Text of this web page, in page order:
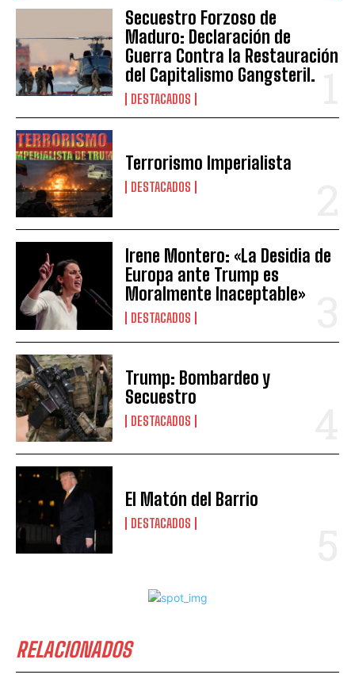
Secuestro Forzoso de
Maduro: Declaración de
Guerra Contra la Restauración
del Capitalismo Gangsteril.
DESTACADOS
Terrorismo Imperialista
DESTACADOS
Irene Montero: «La Desidia de
Europa ante Trump es
Moralmente Inaceptable»
DESTACADOS
Trump: Bombardeo y
Secuestro
DESTACADOS
El Matón del Barrio
DESTACADOS
RELACIONADOS